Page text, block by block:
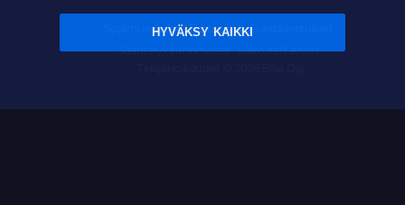
Sopimusehdot Tietosuoja Evästeasetukset
Sääntelyviranomaiset Saavutettavuus
HYVÄKSY KAIKKI